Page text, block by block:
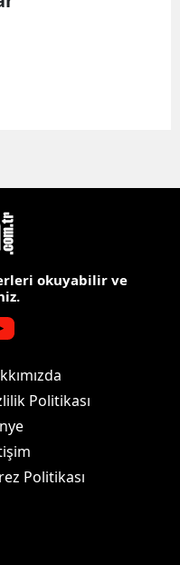
okuyabilir ve
Politikası
Politikası